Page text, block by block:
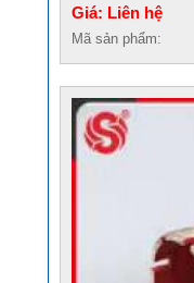
Giá: Liên hệ
Mã sản phẩm: